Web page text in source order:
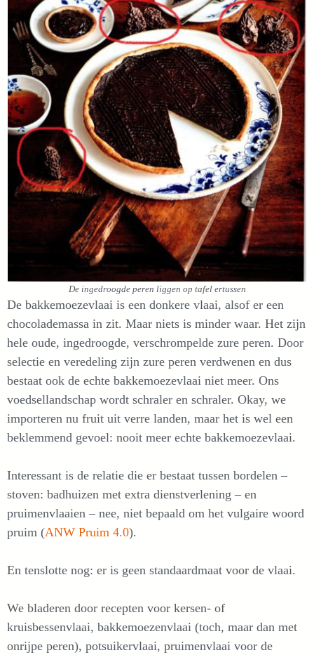
De ingedroogde peren liggen op tafel ertussen
De bakkemoezevlaai is een donkere vlaai, alsof er een
chocolademassa in zit. Maar niets is minder waar. Het zijn
hele oude, ingedroogde, verschrompelde zure peren. Door
selectie en veredeling zijn zure peren verdwenen en dus
bestaat ook de echte bakkemoezevlaai niet meer. Ons
voedsellandschap wordt schraler en schraler. Okay, we
importeren nu fruit uit verre landen, maar het is wel een
beklemmend gevoel: nooit meer echte bakkemoezevlaai.
Interessant is de relatie die er bestaat tussen bordelen –
stoven: badhuizen met extra dienstverlening – en
pruimenvlaaien – nee, niet bepaald om het vulgaire woord
pruim (ANW Pruim 4.0).
En tenslotte nog: er is geen standaardmaat voor de vlaai.
We bladeren door recepten voor kersen- of
kruisbessenvlaai, bakkemoezenvlaai (toch, maar dan met
onrijpe peren), potsuikervlaai, pruimenvlaai voor de